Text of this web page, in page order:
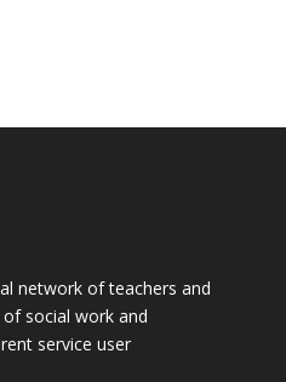
network of teachers and
social work and
service user